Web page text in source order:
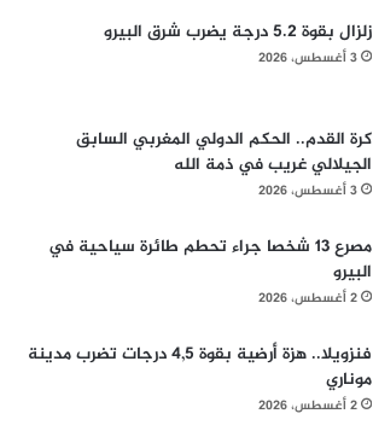
زلزال بقوة 5.2 درجة يضرب شرق البيرو
3 أغسطس، 2026
كرة القدم.. الحكم الدولي المغربي السابق
الجيلالي غريب في ذمة الله
3 أغسطس، 2026
مصرع 13 شخصا جراء تحطم طائرة سياحية في
البيرو
2 أغسطس، 2026
فنزويلا.. هزة أرضية بقوة 4,5 درجات تضرب مدينة
موناري
2 أغسطس، 2026